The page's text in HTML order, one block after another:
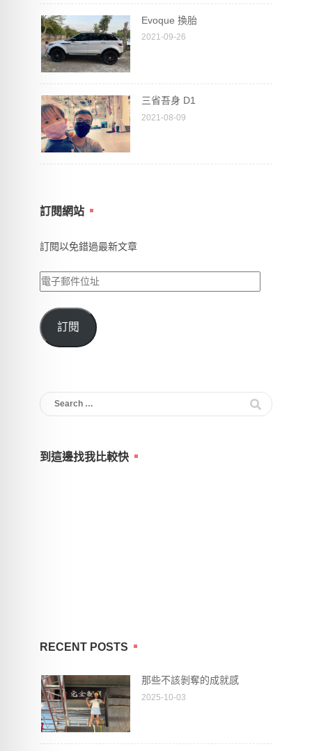
Evoque 換胎
2021-09-26
三省吾身 D1
2021-08-09
訂閱網站
訂閱以免錯過最新文章
電
郵
件
訂閱
Search
for:
到這邊找我比較快
RECENT POSTS
那些不該剝奪的成就感
2025-10-03